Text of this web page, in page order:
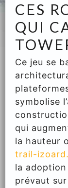
CES
QUI
Ce jeu se
symbolise
qui
la hauteur
trail-
la
prévaut